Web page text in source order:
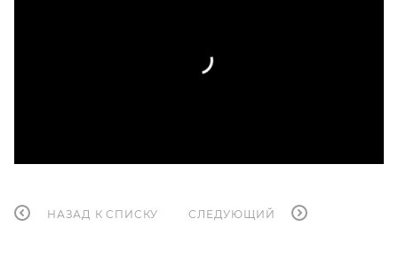
НАЗАД К СПИСКУ СЛЕДУЮЩИЙ